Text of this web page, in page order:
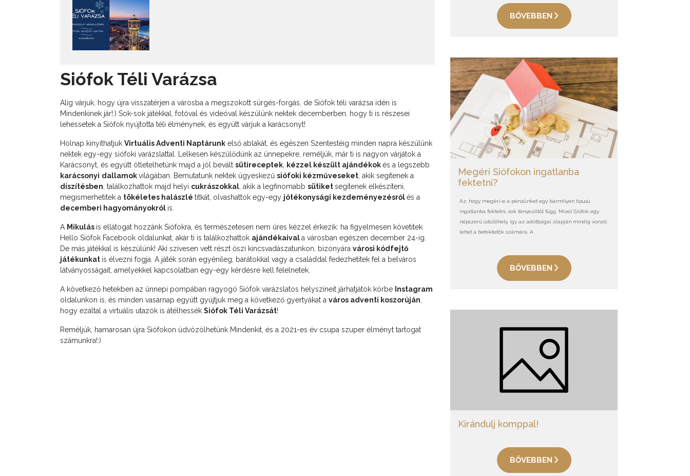
Siófok Téli Varázsa
Alig várjuk, hogy újra visszatérjen a városba a megszokott sürgés-forgás, de Siófok téli varázsa idén is
Mindenkinek jár!:) Sok-sok játékkal, fotóval és videóval készülünk nektek decemberben, hogy ti is részesei
lehessetek a Siófok nyújtotta téli élménynek, és együtt várjuk a karácsonyt!
Holnap kinyithatjuk Virtuális Adventi Naptárunk első ablakát, és egészen Szentestéig minden napra készülünk
nektek egy-egy siófoki varázslattal. Lelkesen készülődünk az ünnepekre, reméljük, már ti is nagyon várjátok a
Karácsonyt, és együtt ötletelhetünk majd a jól bevált sütireceptek kézzel készült ajándékokés a legszebb
karácsonyi dallamokvilágában. Bemutatunk nektek ügyeskezű siófoki kézműveseket , akik segítenek a
díszítésben , találkozhattok majd helyi cukrászokkal , akik a legfinomabb sütiketsegítenek elkészíteni,
megismerhetitek a tökéletes halászlé titkát, olvashattok egy-egy jótékonysági kezdeményezésrőlés a
decemberi hagyományokról is.
A Mikulás is ellátogat hozzánk Siófokra, és természetesen nem üres kézzel érkezik: ha figyelmesen követitek
Hello Siófok Facebook oldalunkat, akár ti is találkozhattok ajándékaivala városban egészen december 24-ig.
De más játékkal is készülünk! Aki szívesen vett részt őszi kincsvadászatunkon, bizonyára városi kódfejtő
játékunkat is élvezni fogja. A játék során egyénileg, barátokkal vagy a családdal fedezhetitek fel a belváros
látványosságait, amelyekkel kapcsolatban egy-egy kérdésre kell felelnetek.
A következő hetekben az ünnepi pompában ragyogó Siófok varázslatos helyszíneit járhatjátok körbe Instagram
oldalunkon is, és minden vasárnap együtt gyújtjuk meg a következő gyertyákat a város adventi koszorúján
hogy ezáltal a virtuális utazók is átélhessék Siófok Téli Varázsát!
Reméljük, hamarosan újra Siófokon üdvözölhetünk Mindenkit, és a 2021-es év csupa szuper élményt tartogat
számunkra!:)
BŐVEBBEN
Megéri Siófokon ingatlanba
fektetni?
Az, hogy megéri-e a pénzünket egy bármilyen típusú
ingatlanba fektetni, sok tényezőtől függ. Mivel Siófok egy
népszerű üdülőhely, így az adottságai alapján mindig vonzó
lehet a befektetők számára. A
BŐVEBBEN
Kirándulj komppal!
BŐVEBBEN